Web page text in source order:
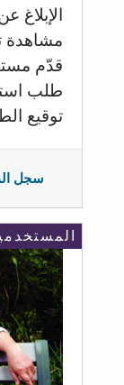
الإبلاغ
مشاهدة
قدّم
طلب
توقيع
سجل